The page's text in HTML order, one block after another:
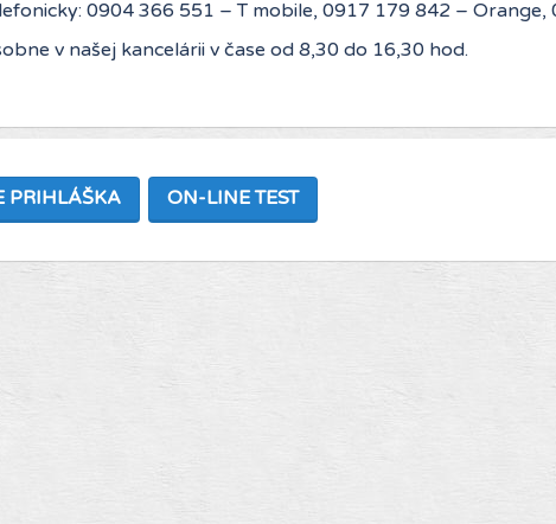
0904 366 551 – T mobile, 0917 179 842 – Orange,
v našej kancelárii v čase od 8,30 do 16,30 hod.
PRIHLÁŠKA ON-LINE TEST